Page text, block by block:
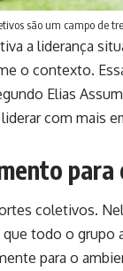
são um campo de
a liderança
o contexto.
Elias
com mais
para
coletivos.
todo o grupo
para o